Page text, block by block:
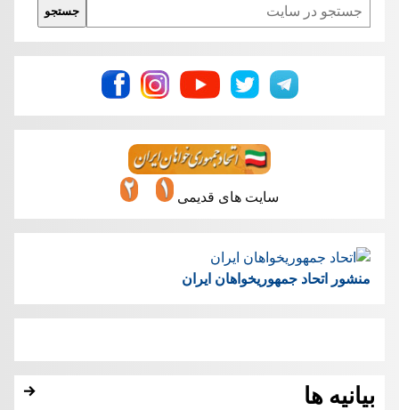
جستجو
سایت های قدیمی
منشور اتحاد جمهوریخواهان ایران
بیانیه ها